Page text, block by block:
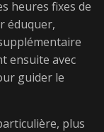
heures fixes de
éduquer,
ensuite avec
guider le
plus